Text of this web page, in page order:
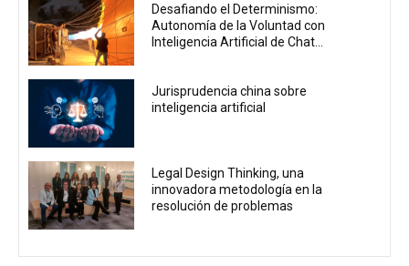
Desafiando el Determinismo:
Autonomía de la Voluntad con
Inteligencia Artificial de Chat...
Jurisprudencia china sobre
inteligencia artificial
Legal Design Thinking, una
innovadora metodología en la
resolución de problemas